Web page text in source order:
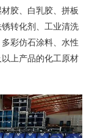
胶、白乳胶、拼板
转化剂、工业清洗
彩仿石涂料、水性
上产品的化工原材